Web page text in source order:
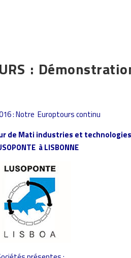
:
: Notre Europtours continu
de Mati industries et technologies
à LISBONNE